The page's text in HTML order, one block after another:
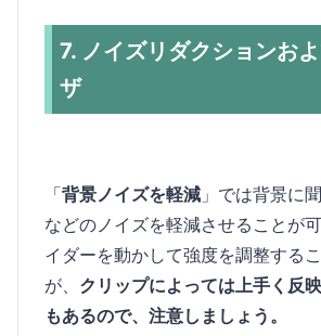
7. ノイズリダクションお
ザ
「背景ノイズを軽減 」では背景に
などのノイズを軽減させることが
イダーを動かして強度を調整する
が、 クリップによっては上手く反
もあるので、注意しましょう。